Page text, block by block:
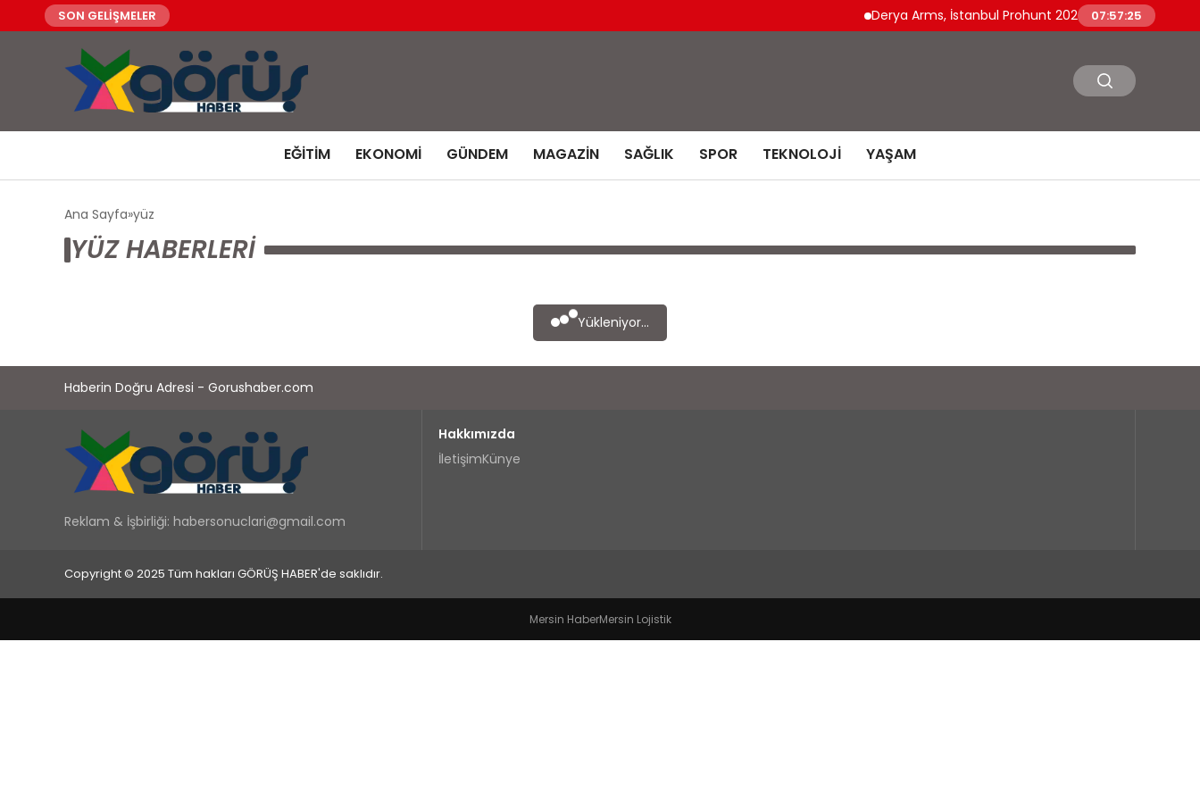
SON GELİŞMELER Derya Arms, İstanbul Prohunt 2026’da yeni nesil
07:57:25
EĞITIM EKONOMI GÜNDEM MAGAZIN SAĞLIK SPOR TEKNOLOJI YAŞAM
Ana Sayfa yüz
YÜZ HABERLERI
Yükleniyor...
Haberin Doğru Adresi - Gorushaber.com
Reklam & İşbirliği: habersonuclari@gmail.com
Hakkımızda
İletişimKünye
Copyright © 2025 Tüm hakları GÖRÜŞ HABER'de saklıdır.
Mersin HaberMersin Lojistik